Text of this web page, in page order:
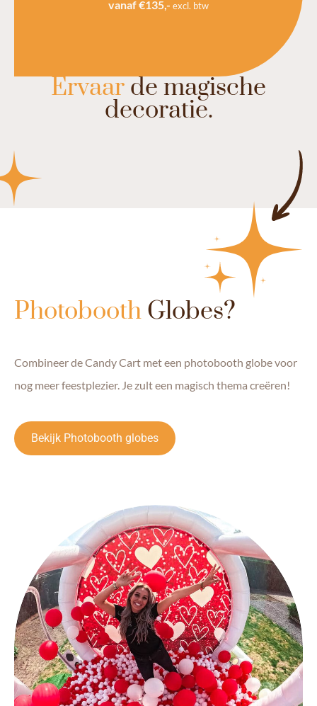
vanaf €135,- excl. btw
Ervaar de magische
decoratie.
Photobooth Globes?
Combineer de Candy Cart met een photobooth globe voor
nog meer feestplezier. Je zult een magisch thema creëren!
Bekijk Photobooth globes